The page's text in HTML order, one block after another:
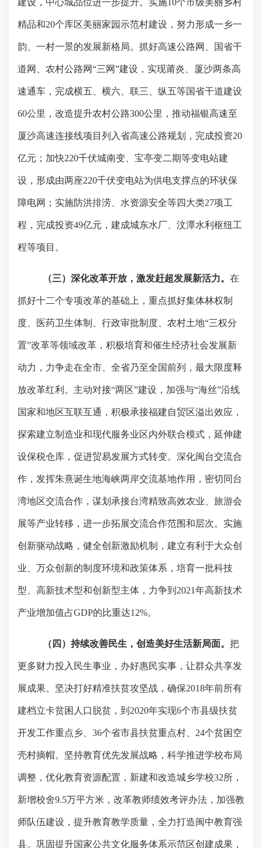
建设，中心城品位进一步提升。实施 10个市级美丽乡村
精品和20个库区美丽家园示范村建设，努力形成一乡一
韵、一村一景的发展新格局。抓好高速公路网、国省干
道网、农村公路网“三网”建设，实现莆炎、厦沙两条高
速通车，完成横五、横六、联三、纵五等国省干道建设
60公里，改造提升农村公路300公里，推动福银高速至
厦沙高速连接线项目列入省高速公路规划，完成投资20
亿元；加快220千伏城南变、宝亭变二期等变电站建
设，形成由两座220千伏变电站为供电支撑点的环状保
障电网；实施防洪排涝、水资源安全等四大类27项工
程，完成投资49亿元，建成城东水厂、汶潭水利枢纽工
程等项目。
（三）深化改革开放，激发赶超发展新活力。 在
抓好十二个专项改革的基础上，重点抓好集体林权制
度、医药卫生体制、行政审批制度、农村土地“三权分
置”改革等领域改革，积极培育和催生经济社会发展新
动力，力争走在全市、全省乃至全国前列，最大限度释
放改革红利。主动对接“两区”建设，加强与“海丝”沿线
国家和地区互联互通，积极承接福建自贸区溢出效应，
探索建立制造业和现代服务业区内外联合模式，延伸建
设保税仓库，促进贸易发展方式转变。深化闽台交流合
作，发挥朱熹诞生地海峡两岸交流基地作用，密切同台
湾地区交流合作，谋划承接台湾精致高效农业、旅游会
展等产业转移，进一步拓展交流合作范围和层次。实施
创新驱动战略，健全创新激励机制，建立有利于大众创
业、万众创新的制度环境和政策体系，培育一批科技
型、高新技术型和创新型主体，力争到 2021年高新技术
产业增加值占GDP的比重达12%。
（四）持续改善民生，创造美好生活新局面。 把
更多财力投入民生事业，办好惠民实事，让群众共享发
展成果。坚决打好精准扶贫攻坚战，确保2018年前所有
建档立卡贫困人口脱贫，到 2020年实现6个市县级扶贫
开发工作重点乡、 36个省市县扶贫重点村、 24个贫困空
壳村摘帽。坚持教育优先发展战略，科学推进学校布局
调整，优化教育资源配置，新建和改造城乡学校32所，
新增校舍9.5万平方米 ，改革教师绩效考评办法，加强教
师队伍建设，提升教育教学质量，全力打造闽中教育强
县。巩固提升国家公共文化服务体系示范区创建成果，